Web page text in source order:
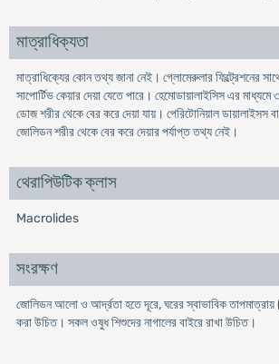
মাত্রাধিক্যতা
মাত্রাধিক্যের কোন তথ্য জানা নেই। গ্লোমেরুলার ফিল্ট্রেশনের
সাপোর্টিভ কেয়ার দেয়া যেতে পারে। হেমোডায়ালাইসিস এর
ডোজ শরীর থেকে বের করে দেয়া যায়। পেরিটোনিয়াল ডায়ালাইসস
জোলিডন শরীর থেকে বের করে দেয়ার পর্যাপ্ত তথ্য নেই।
থেরাপিউটিক ক্লাস
Macrolides
সংরক্ষণ
জোলিডন আলো ও আর্দ্রতা হতে দূরে, ঘরের স্বাভাবিক
করা উচিত। সকল ওষুধ শিশুদের নাগালের বাইরে রাখা উচিত।